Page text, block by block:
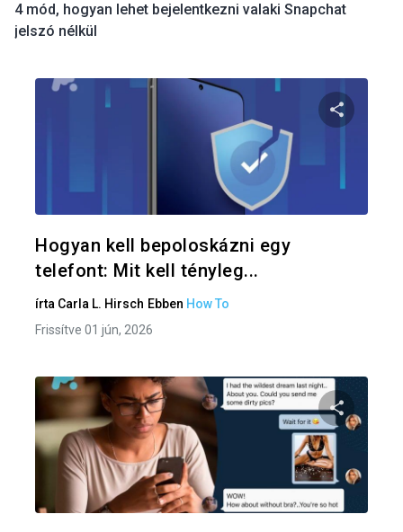
4 mód, hogyan lehet bejelentkezni valaki Snapchat
jelszó nélkül
Hogyan kell bepoloskázni egy
telefont: Mit kell tényleg...
írta Carla L. Hirsch Ebben How To
Frissítve 01 jún, 2026
Oszd